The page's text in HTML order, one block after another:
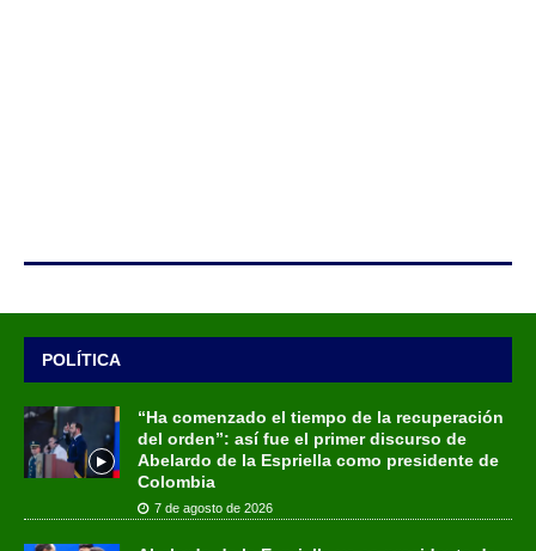
POLÍTICA
“Ha comenzado el tiempo de la recuperación
del orden”: así fue el primer discurso de
Abelardo de la Espriella como presidente de
Colombia
7 de agosto de 2026